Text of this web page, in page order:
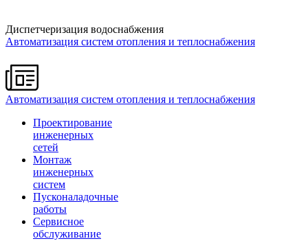
Диспетчеризация водоснабжения
Автоматизация систем отопления и теплоснабжения
Автоматизация систем отопления и теплоснабжения
Проектирование
инженерных
сетей
Монтаж
инженерных
систем
Пусконаладочные
работы
Сервисное
обслуживание